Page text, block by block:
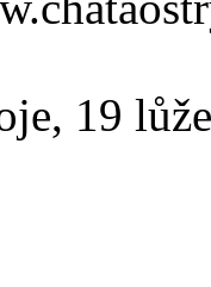
19